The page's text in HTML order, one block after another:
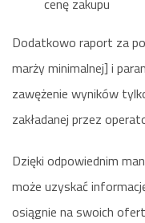
cenę zakupu
Dodatkowo raport za
marży minimalnej] i
zawężenie wyników
zakładanej przez
Dzięki odpowiednim
może uzyskać
osiągnie na swoich